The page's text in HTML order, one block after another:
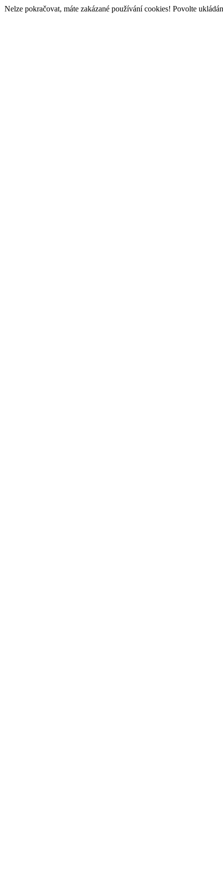
Nelze pokračovat, máte zakázané používání cookies! Povolte